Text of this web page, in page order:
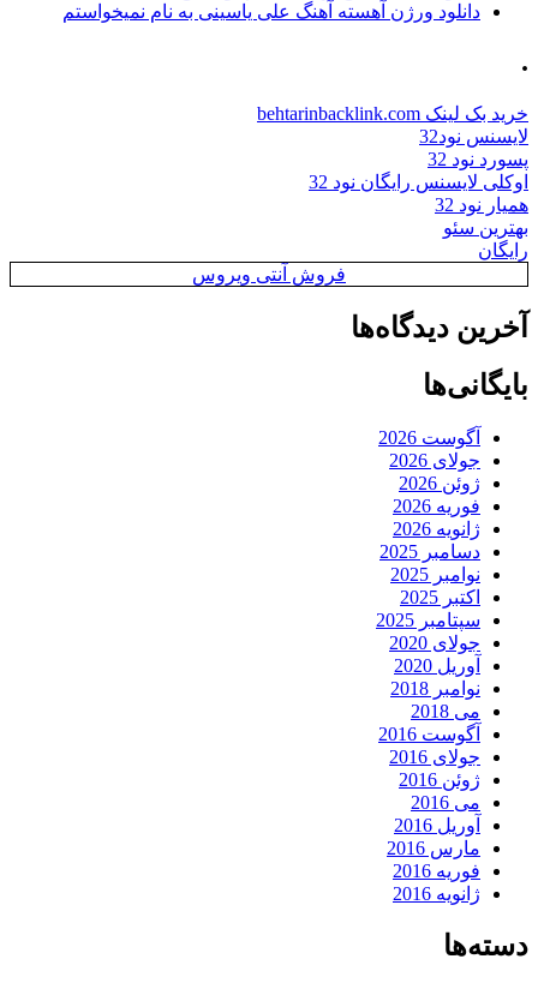
دانلود ورژن آهسته آهنگ علی یاسینی به نام نمیخواستم
.
خرید بک لینک behtarinbacklink.com
لایسنس نود32
پسورد نود 32
اوکلی لایسنس رایگان نود 32
همیار نود 32
بهترین سئو
رایگان
فروش آنتی ویروس
آخرین دیدگاه‌ها
بایگانی‌ها
آگوست 2026
جولای 2026
ژوئن 2026
فوریه 2026
ژانویه 2026
دسامبر 2025
نوامبر 2025
اکتبر 2025
سپتامبر 2025
جولای 2020
آوریل 2020
نوامبر 2018
می 2018
آگوست 2016
جولای 2016
ژوئن 2016
می 2016
آوریل 2016
مارس 2016
فوریه 2016
ژانویه 2016
دسته‌ها